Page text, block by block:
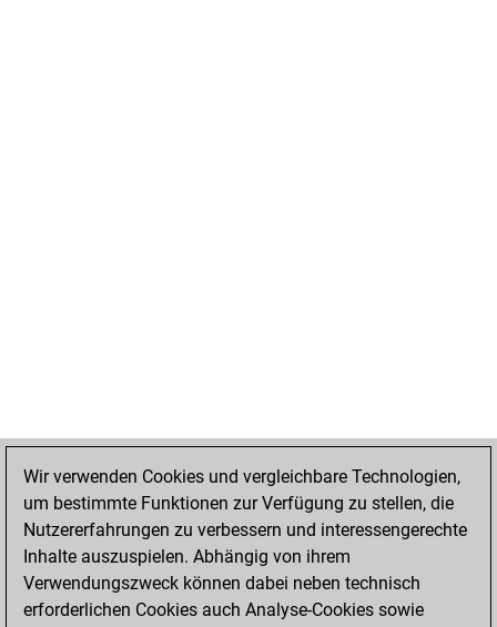
Wir verwenden Cookies und vergleichbare Technologien,
um bestimmte Funktionen zur Verfügung zu stellen, die
Nutzererfahrungen zu verbessern und interessengerechte
Inhalte auszuspielen. Abhängig von ihrem
Verwendungszweck können dabei neben technisch
erforderlichen Cookies auch Analyse-Cookies sowie